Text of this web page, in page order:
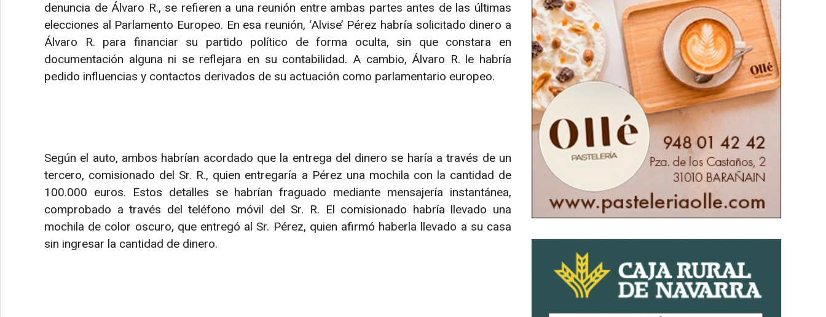
denuncia de Álvaro R., se refieren a una reunión entre ambas partes antes de las últimas
elecciones al Parlamento Europeo. En esa reunión, ‘Alvise’ Pérez habría solicitado dinero a
Álvaro R. para financiar su partido político de forma oculta, sin que constara en
documentación alguna ni se reflejara en su contabilidad. A cambio, Álvaro R. le habría
pedido influencias y contactos derivados de su actuación como parlamentario europeo.
Según el auto, ambos habrían acordado que la entrega del dinero se haría a través de un
tercero, comisionado del Sr. R., quien entregaría a Pérez una mochila con la cantidad de
100.000 euros. Estos detalles se habrían fraguado mediante mensajería instantánea,
comprobado a través del teléfono móvil del Sr. R. El comisionado habría llevado una
mochila de color oscuro, que entregó al Sr. Pérez, quien afirmó haberla llevado a su casa
sin ingresar la cantidad de dinero.